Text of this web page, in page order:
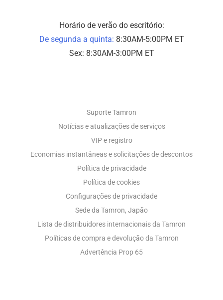
Horário de verão do escritório:
De segunda a quinta: 8:30AM-5:00PM ET
Sex: 8:30AM-3:00PM ET
Suporte Tamron
Notícias e atualizações de serviços
VIP e registro
Economias instantâneas e solicitações de descontos
Política de privacidade
Política de cookies
Configurações de privacidade
Sede da Tamron, Japão
Lista de distribuidores internacionais da Tamron
Políticas de compra e devolução da Tamron
Advertência Prop 65